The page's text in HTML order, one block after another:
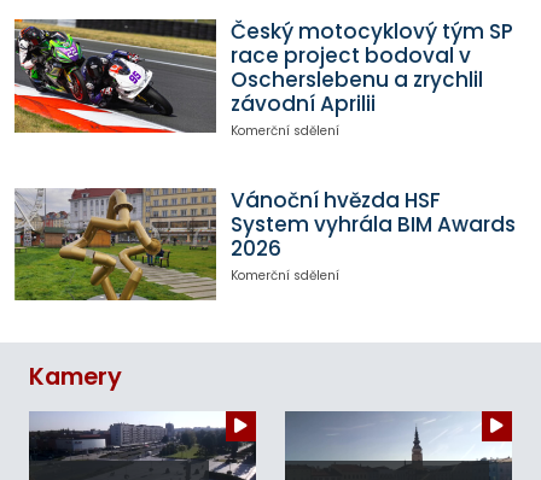
Český motocyklový tým SP
race project bodoval v
Oscherslebenu a zrychlil
závodní Aprilii
Komerční sdělení
Vánoční hvězda HSF
System vyhrála BIM Awards
2026
Komerční sdělení
Kamery